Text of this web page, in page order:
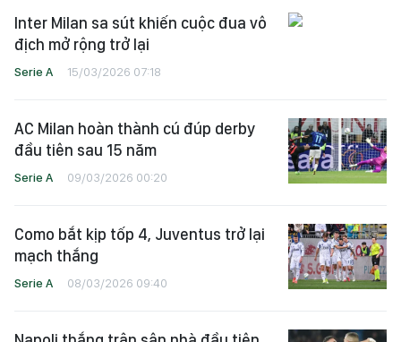
Inter Milan sa sút khiến cuộc đua vô
địch mở rộng trở lại
Serie A 15/03/2026 07:18
AC Milan hoàn thành cú đúp derby
đầu tiên sau 15 năm
Serie A 09/03/2026 00:20
Como bắt kịp tốp 4, Juventus trở lại
mạch thắng
Serie A 08/03/2026 09:40